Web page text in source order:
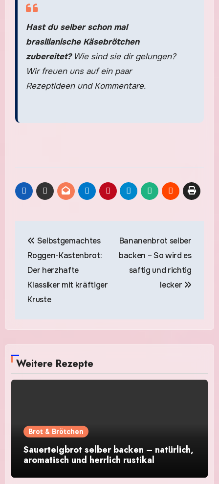
Hast du selber schon mal
brasilianische Käsebrötchen
zubereitet?Wie sind sie dir gelungen?
Wir freuen uns auf ein paar
Rezeptideen und Kommentare.
Selbstgemachtes
Roggen-Kastenbrot:
Der herzhafte
Klassiker mit kräftiger
Kruste
Bananenbrot selber
backen – So wird es
saftig und richtig
lecker
Weitere Rezepte
Brot & Brötchen
Sauerteigbrot selber backen – natürlich,
aromatisch und herrlich rustikal